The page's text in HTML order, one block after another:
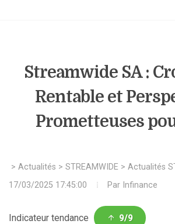
Streamwide SA :
Rentable et
Prometteuses
> Actualités > STREAMWIDE > Actualités
17/03/2025 17:45:00
Par Infinance
Indicateur tendance 9/9